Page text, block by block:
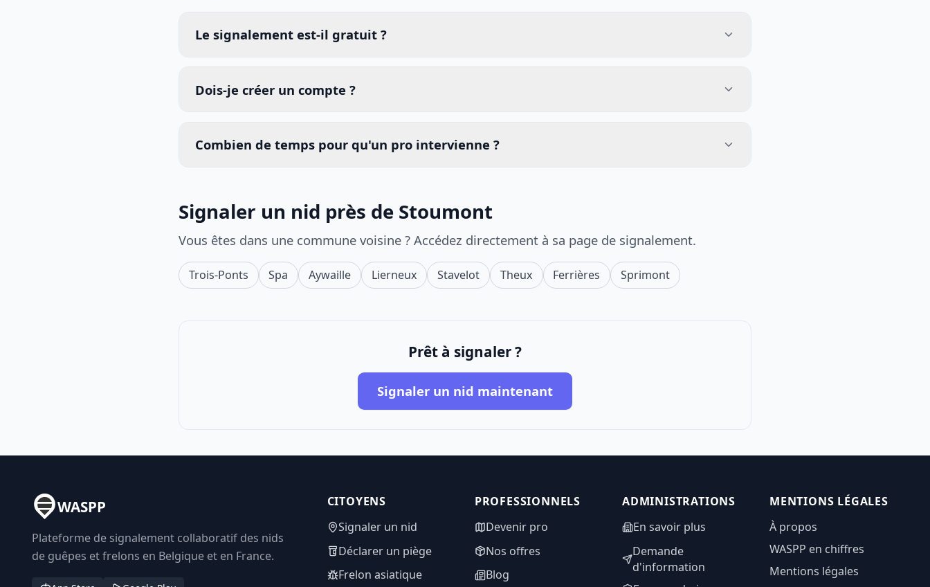
Le signalement est-il gratuit ?
Dois-je créer un compte ?
Combien de temps pour qu'un pro intervienne ?
Signaler un nid près de Stoumont
Vous êtes dans une commune voisine ? Accédez directement à sa page de signalement.
Trois-Ponts Spa Aywaille Lierneux Stavelot Theux Ferrières Sprimont
Prêt à signaler ?
Signaler un nid maintenant
WASPP
Plateforme de signalement collaboratif des nids
de guêpes et frelons en Belgique et en France.
CITOYENS
Signaler un nid
Déclarer un piège
Frelon asiatique
PROFESSIONNELS
Devenir pro
Nos offres
Blog
ADMINISTRATIONS
En savoir plus
Demande
d'information
MENTIONS LÉGALES
À propos
WASPP en chiffres
Mentions légales